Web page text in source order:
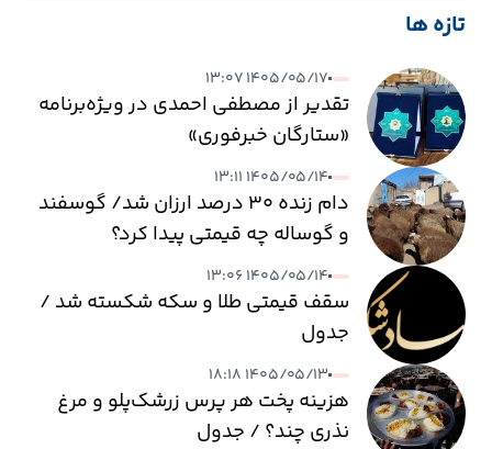
تازه ها
۱۴۰۵/۰۵/۱۷ ۱۳:۰۷
تقدیر از مصطفی احمدی در ویژه‌برنامه
«ستارگان خبرفوری»
۱۴۰۵/۰۵/۱۴ ۱۳:۱۱
دام زنده ۳۰ درصد ارزان شد/ گوسفند
و گوساله چه قیمتی پیدا کرد؟
۱۴۰۵/۰۵/۱۴ ۱۳:۰۶
سقف قیمتی طلا و سکه شکسته شد /
جدول
۱۴۰۵/۰۵/۱۳ ۱۸:۱۸
هزینه پخت هر پرس زرشک‌پلو و مرغ
نذری چند؟ / جدول